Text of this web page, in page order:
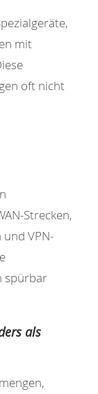
mit
oft nicht
Strecken,
VPN-
spürbar
als